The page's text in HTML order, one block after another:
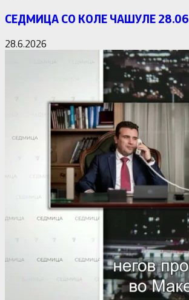
СЕДМИЦА СО КОЛЕ ЧАШУЛЕ
28.6.2026